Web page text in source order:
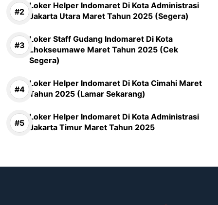
Loker Helper Indomaret Di Kota Administrasi
Jakarta Utara Maret Tahun 2025 (Segera)
Loker Staff Gudang Indomaret Di Kota
Lhokseumawe Maret Tahun 2025 (Cek
Segera)
Loker Helper Indomaret Di Kota Cimahi Maret
Tahun 2025 (Lamar Sekarang)
Loker Helper Indomaret Di Kota Administrasi
Jakarta Timur Maret Tahun 2025